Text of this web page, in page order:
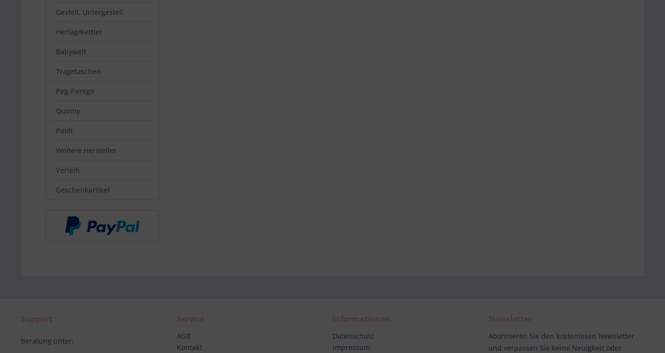
Gestell, Untergestell
Herlag/Kettler
Babywelt
Tragetaschen
Peg-Perego
Quinny
Paidi
Weitere Hersteller
Verleih
Geschenkartikel
Support
Beratung unter:
Service
AGB
Kontakt
Informationen
Datenschutz
Impressum
Newsletter
Abonnieren Sie den kostenlosen Newsletter
und verpassen Sie keine Neuigkeit oder